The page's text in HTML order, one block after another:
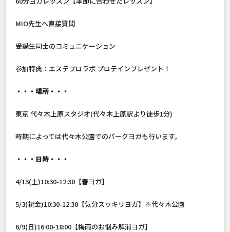
MIO先生へ直接質問
受講生同士のコミュニケーション
参加特典：エステプロラボ プロテインプレゼント！
・・・場所・・・
東京 代々木上原スタジオ(代々木上原駅より徒歩1分)
時期によっては代々木公園でのパークヨガも行います。
・・・日時・・・
4/13(土)10:30-12:30【春ヨガ】
5/3(祝金)10:30-12:30【気分スッキリヨガ】※代々木公園
6/9(日)16:00-18:00【梅雨のお悩み解消ヨガ】